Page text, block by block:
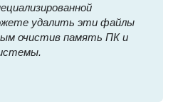
удалить эти файлы
очистив память ПК и